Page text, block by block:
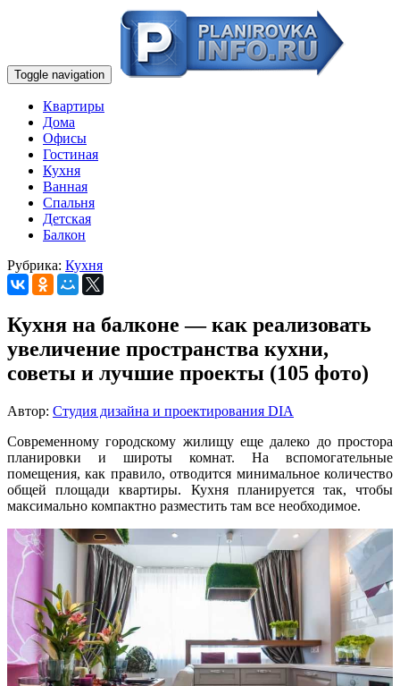
Toggle navigation
Квартиры
Дома
Офисы
Гостиная
Кухня
Ванная
Спальня
Детская
Балкон
Рубрика: Кухня
Кухня на балконе — как реализовать
увеличение пространства кухни,
советы и лучшие проекты (105 фото)
Автор: Студия дизайна и проектирования DIA
Современному городскому жилищу еще далеко до простора
планировки и широты комнат. На вспомогательные
помещения, как правило, отводится минимальное количество
общей площади квартиры. Кухня планируется так, чтобы
максимально компактно разместить там все необходимое.